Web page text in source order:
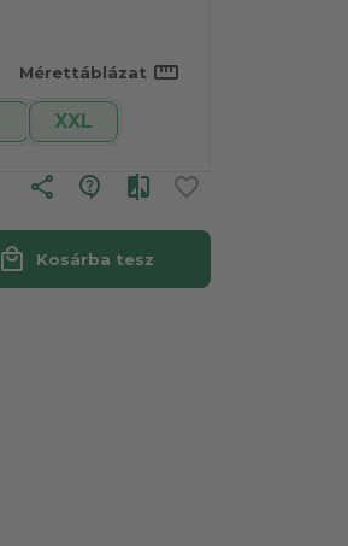
Mérettáblázat straighten
XXL
share
local_mall Kosárba tesz